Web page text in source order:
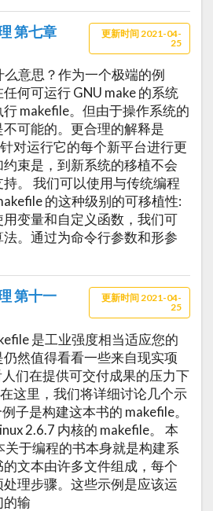
第七章
更新时间 2021-04-
25
么意思？作为一个极端的例
何可运行 GNU make 的系统
makefile。但由于操作系统的
可能的。更合理的解释是
对运行它的每个新平台进行更
束是，到新系统的移植不会
。 我们可以使用与传统编程
的这种级别的可移植性:
变量和自定义函数，我们可
。通过为命令行参数和形参
第十一
更新时间 2021-04-
25
是工业强度相当适应您的
然值得看看一些来自现实项
们在提供可交付成果的压力下
这里，我们将详细讨论几个示
子是构建这本书的 makefile。
2.6.7 内核的 makefile。 本
关于编程的书本身就是构建系
文本由许多文件组成，每个
理步骤。这些示例是应该运
的输